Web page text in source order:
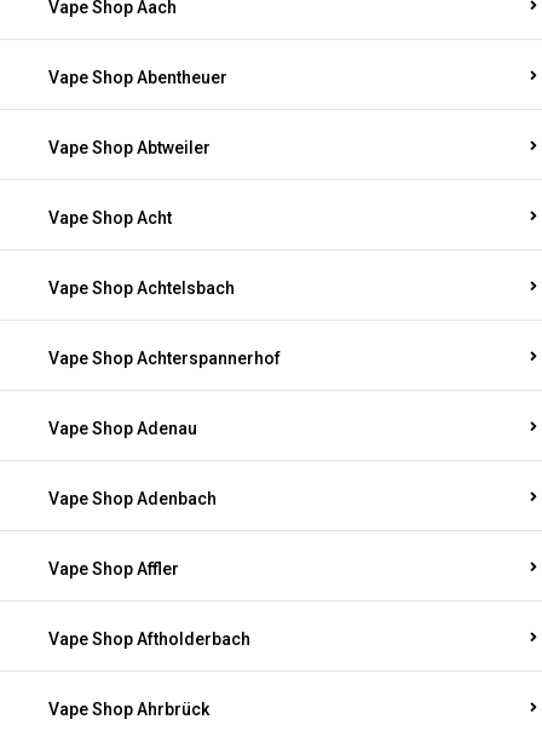
Vape Shop Aach
Vape Shop Abentheuer
Vape Shop Abtweiler
Vape Shop Acht
Vape Shop Achtelsbach
Vape Shop Achterspannerhof
Vape Shop Adenau
Vape Shop Adenbach
Vape Shop Affler
Vape Shop Aftholderbach
Vape Shop Ahrbrück